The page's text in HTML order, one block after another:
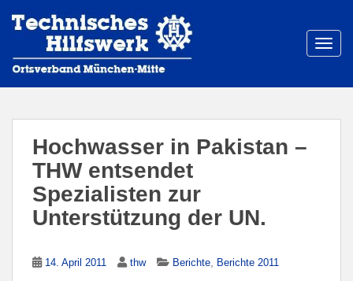
Hochwasser in Pakistan –
THW entsendet
Spezialisten zur
Unterstützung der UN.
14. April 2011 thw Berichte Berichte 2011